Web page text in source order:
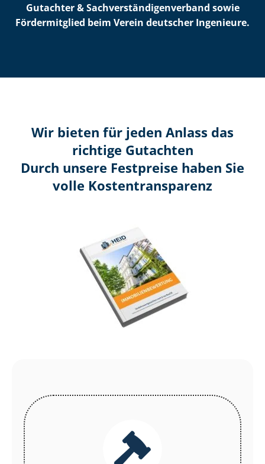
Gutachter & Sach­ver­stän­di­gen­ver­band sowie
Fördermitglied beim Verein deutscher Ingenieure.
Wir bieten für jeden Anlass das
richtige Gutachten
Durch unsere Festpreise haben Sie
volle Kosten­transparenz